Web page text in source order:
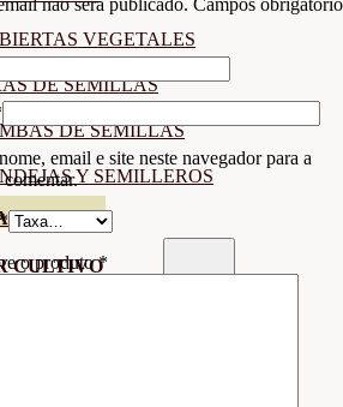
VEGETALES
DE SEMILLAS
DE SEMILLAS
Y SEMILLEROS
CULTIVO
não será publicado. Campos
email e site neste navegador para a
*
o produto*